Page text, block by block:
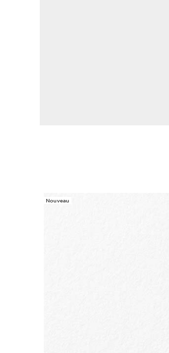
ALLER AU CONTENU
Nouveau